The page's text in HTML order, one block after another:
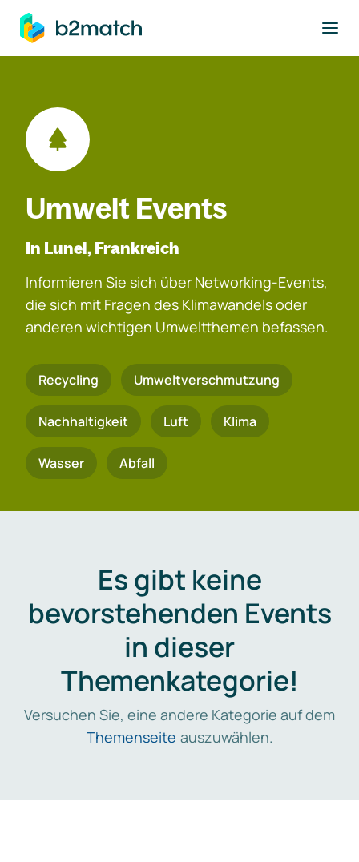
springen
Umwelt Events
In Lunel, Frankreich
Informieren Sie sich über Networking-Events,
die sich mit Fragen des Klimawandels oder
anderen wichtigen Umweltthemen befassen.
Recycling Umweltverschmutzung
Nachhaltigkeit Luft Klima
Wasser Abfall
Es gibt keine
bevorstehenden Events
in dieser
Themenkategorie!
Versuchen Sie, eine andere Kategorie auf dem
Themenseite auszuwählen.